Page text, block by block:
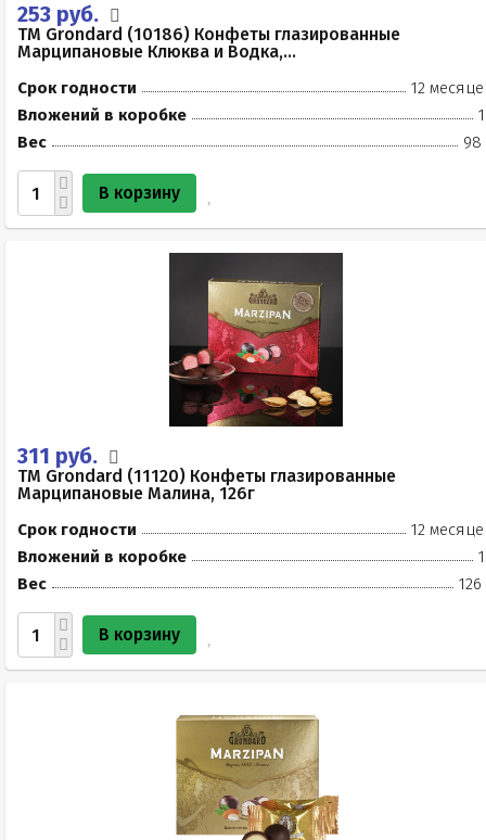
253 руб.
TM Grondard (10186) Конфеты глазированные
Марципановые Клюква и Водка,...
Срок годности
12
Вложений в коробке
Вес
98
В корзину
311 руб.
TM Grondard (11120) Конфеты глазированные
Марципановые Малина, 126г
Срок годности
12
Вложений в коробке
Вес
126
В корзину